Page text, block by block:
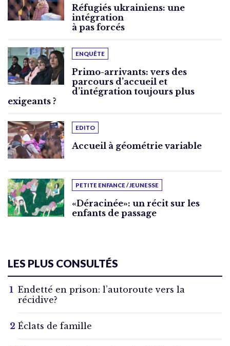
Réfugiés ukrainiens: une
intégration
à pas forcés
ENQUÊTE
Primo-arrivants: vers des
parcours d’accueil et
d’intégration toujours plus
exigeants ?
EDITO
Accueil à géométrie variable
PETITE ENFANCE / JEUNESSE
«Déracinée»: un récit sur les
enfants de passage
LES PLUS CONSULTÉS
Endetté en prison: l’autoroute vers la
récidive?
Éclats de famille